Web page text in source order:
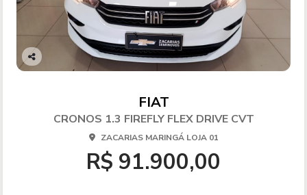
Co
FIAT
CRONOS 1.3 FIREFLY FLEX DRIVE CVT
ZACARIAS MARINGÁ LOJA 01
R$ 91.900,00